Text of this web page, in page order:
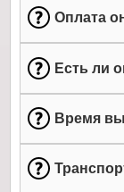
Оплата
Есть ли
Время